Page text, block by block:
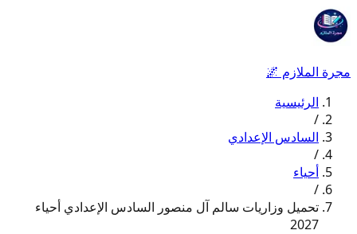
مجرة الملازم 🌌
الرئيسية
/
السادس الإعدادي
/
أحياء
/
تحميل وزاريات سالم آل منصور السادس الإعدادي أحياء
2027